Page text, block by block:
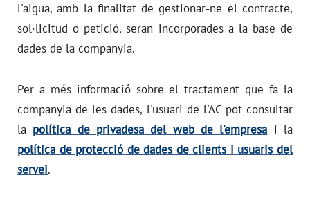
l'aigua, amb la finalitat de gestionar-ne el contracte,
sol·licitud o petició, seran incorporades a la base de
dades de la companyia.
Per a més informació sobre el tractament que fa la
companyia de les dades, l'usuari de l'AC pot consultar
la política de privadesa del web de l'empresa i la
política de protecció de dades de clients i usuaris del
servei.